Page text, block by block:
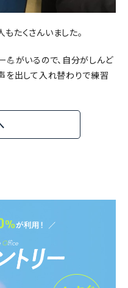
たくさんいました。
💪がいるので、自分がしんど
を出して入れ替わりで練習